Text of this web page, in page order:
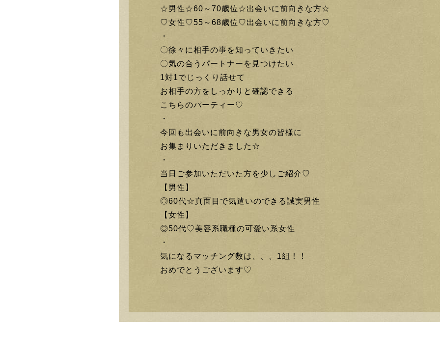
☆男性☆60～70歳位☆出会いに前向きな方☆
♡女性♡55～68歳位♡出会いに前向きな方♡
・
〇徐々に相手の事を知っていきたい
〇気の合うパートナーを見つけたい
1対1でじっくり話せて
お相手の方をしっかりと確認できる
こちらのパーティー♡
・
今回も出会いに前向きな男女の皆様に
お集まりいただきました☆
・
当日ご参加いただいた方を少しご紹介♡
【男性】
◎60代☆真面目で気遣いのできる誠実男性
【女性】
◎50代♡美容系職種の可愛い系女性
・
気になるマッチング数は、、、1組！！
おめでとうございます♡